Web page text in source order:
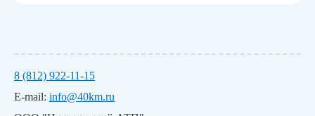
8 (812) 922-11-15
E-mail: info@40km.ru